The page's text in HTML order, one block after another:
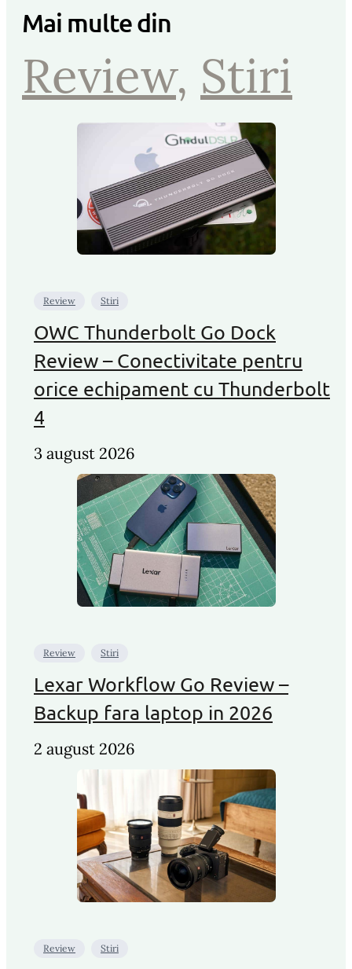
Mai multe din
Review, Stiri
Review Stiri
OWC Thunderbolt Go Dock
Review – Conectivitate pentru
orice echipament cu Thunderbolt
4
3 august 2026
Review Stiri
Lexar Workflow Go Review –
Backup fara laptop in 2026
2 august 2026
Review Stiri